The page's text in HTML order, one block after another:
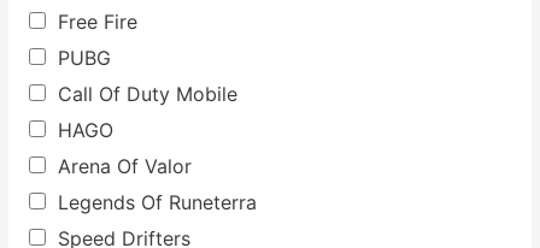
Free Fire
PUBG
Call Of Duty Mobile
HAGO
Arena Of Valor
Legends Of Runeterra
Speed Drifters